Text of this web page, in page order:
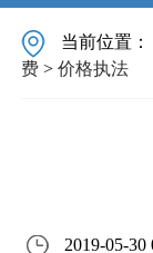
当前位置
费 >价格执法
2019-05-30